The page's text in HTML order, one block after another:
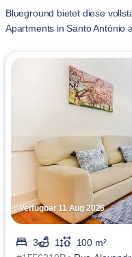
Blueground bietet diese
Apartments in Santo António
Verfügbar 11 Aug 2026
3 1
100 m²